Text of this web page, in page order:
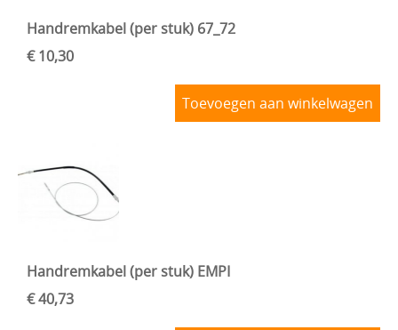
Handremkabel (per stuk) 67_72
€ 10,30
Toevoegen aan winkelwagen
Handremkabel (per stuk) EMPI
€ 40,73